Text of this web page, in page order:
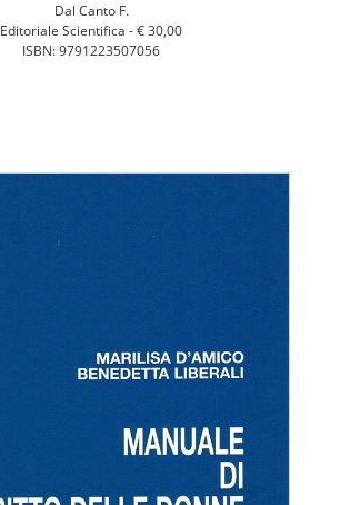
Dal Canto F.
Editoriale Scientifica -€ 30,00
ISBN: 9791223507056